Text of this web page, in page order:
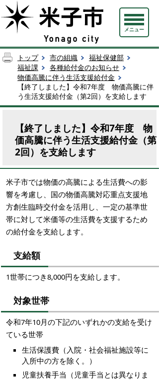
メニュー
トップ 市の組織
福祉保健部
福祉課
各種給付金のお知らせ
物価高騰に伴う生活支援給付金
【終了しました】令和7年度 物価高騰に伴
う生活支援給付金（第2回）を支給します
【終了しました】令和7年度 物
価高騰に伴う生活支援給付金（第
2回）を支給します
米子市では物価の高騰による生活費への影
響を考慮し、 国の物価高騰対応重点支援地
方創生臨時交付金を活用し、 一定の基準世
帯に対して米価等の生活費を支援するため
の給付金を支給します。
支給額
1世帯につき8,000円を支給します。
対象世帯
令和7年10月の下記のいずれかの支給を受け
ている世帯
生活保護費（入院・社会福祉施設等に
入所中の方を除く。）
児童扶養手当（児童手当とは異なりま